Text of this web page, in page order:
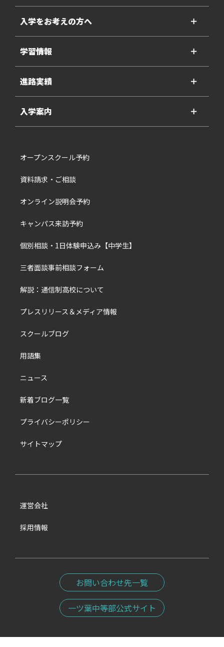
入学をお考えの方へ ＋
学習情報 ＋
進路実績 ＋
入学案内 ＋
オープンスクール予約
資料請求・ご相談
オンライン説明会予約
キャンパス来訪予約
個別相談・1日体験申込み【中学生】
三者面談事前相談フォーム
解説：通信制高校について
プレスリリース＆メディア情報
スクールブログ
用語集
ニュース
新着ブログ一覧
プライバシーポリシー
サイトマップ
運営会社
採用情報
お問い合わせ先一覧
一ツ葉中等部公式サイト